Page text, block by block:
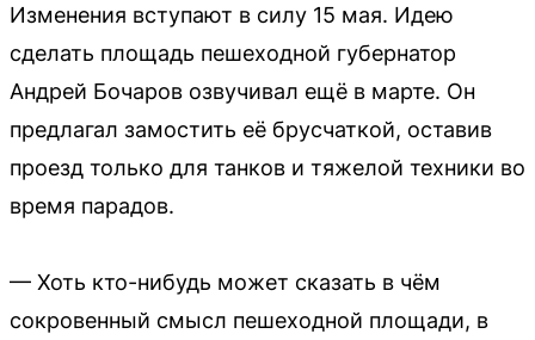
Изменения вступают в силу 15 мая. Идею
сделать площадь пешеходной губернатор
Андрей Бочаров озвучивал ещё в марте. Он
предлагал замостить её брусчаткой, оставив
проезд только для танков и тяжелой техники во
время парадов.
— Хоть кто-нибудь может сказать в чём
сокровенный смысл пешеходной площади, в